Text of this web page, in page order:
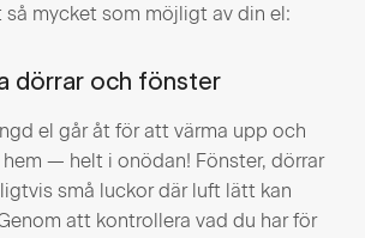
mycket som möjligt av din el:
dörrar och fönster
el går åt för att värma upp och
hem — helt i onödan! Fönster, dörrar
små luckor där luft lätt kan
att kontrollera vad du har för